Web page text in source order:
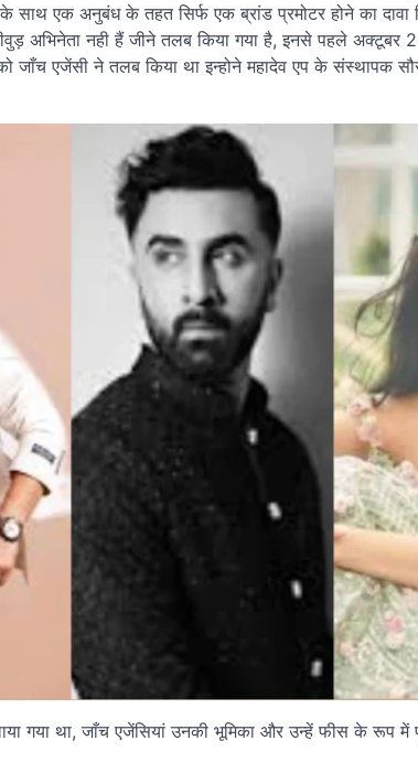
साथ एक अनुबंध के तहत सिर्फ एक ब्रांड प्रमोटर होने का
अभिनेता नही हैं जीने तलब किया गया है, इनसे पहले अक्टूबर
जाँच एजेंसी ने तलब किया था इन्होने महादेव एप के संस्थापक
गया था, जाँच एजेंसियां उनकी भूमिका और उन्हें फीस के रूप में